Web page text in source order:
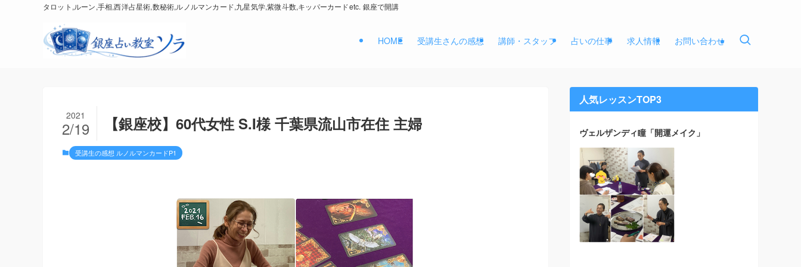
タロット,ルーン,手相,西洋占星術,数秘術,ルノルマンカード,九星気学,紫微斗数,キッパーカードetc. 銀座で開講
HOME 受講生さんの感想 講師・スタッフ 占いの仕事 求人情報 お問い合わせ
【銀座校】60代女性 S.I様 千葉県流山市在住 主婦
2021
2/19
受講生の感想 ルノルマンカードP1
人気レッスンTOP3
ヴェルザンディ瞳「開運メイク」